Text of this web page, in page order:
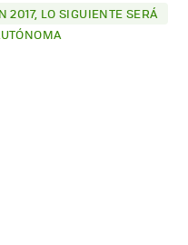
2017, LO SIGUIENTE SERÁ